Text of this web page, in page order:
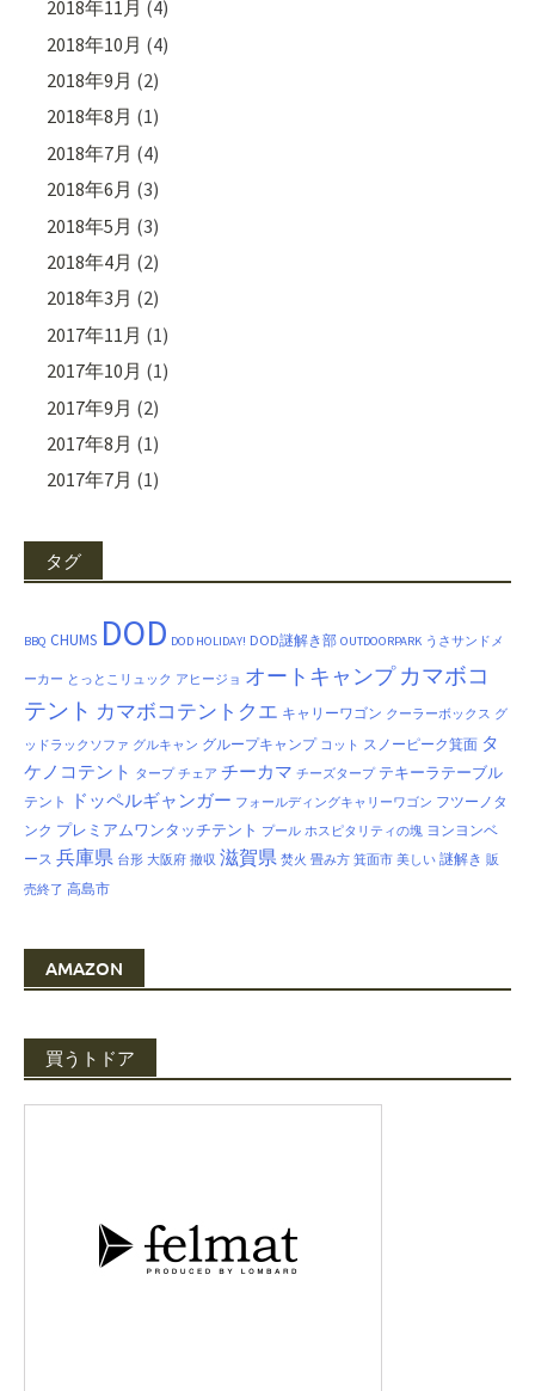
2018年11月 (4)
2018年10月 (4)
2018年9月 (2)
2018年8月 (1)
2018年7月 (4)
2018年6月 (3)
2018年5月 (3)
2018年4月 (2)
2018年3月 (2)
2017年11月 (1)
2017年10月 (1)
2017年9月 (2)
2017年8月 (1)
2017年7月 (1)
タグ
BBQ CHUMS DOD DOD HOLIDAY! DOD謎解き部 OUTDOORPARK うさサンドメ
ーカー とっとこリュック アヒージョ オートキャンプ カマボコ
テント カマボコテントクエ キャリーワゴン クーラーボックス グ
ッドラックソファ グルキャン グループキャンプ コット スノーピーク箕面 タ
ケノコテント タープ チェア チーカマ チーズタープ テキーラテーブル
テント ドッペルギャンガー フォールディングキャリーワゴン フツーノタ
ンク プレミアムワンタッチテント プール ホスピタリティの塊 ヨンヨンベ
ース 兵庫県 台形 大阪府 撤収 滋賀県 焚火 畳み方 箕面市 美しい 謎解き 販
売終了 高島市
AMAZON
買うトドア